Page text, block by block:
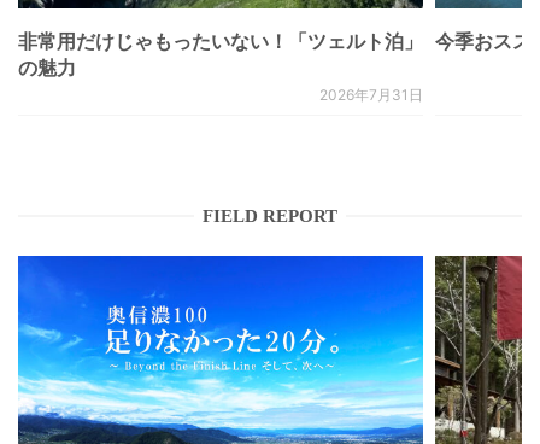
非常用だけじゃもったいない！「ツェルト泊」
の魅力
2026年7月31日
今季おスス
FIELD REPORT